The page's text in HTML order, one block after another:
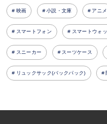
映画 小説・文庫 アニメ
スマートフォン スマートウォ
スニーカー スーツケース
リュックサック(バックパック)